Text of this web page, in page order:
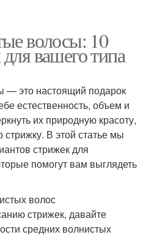
волосы: 10
вашего типа
— это настоящий подарок
естественность, объем и
их природную красоту,
В этой статье мы
стрижек для
помогут вам выглядеть
волос
стрижек, давайте
средних волнистых